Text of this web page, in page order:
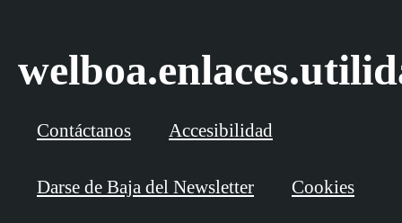
Contáctanos Accesibilidad
Darse de Baja del Newsletter Cookies